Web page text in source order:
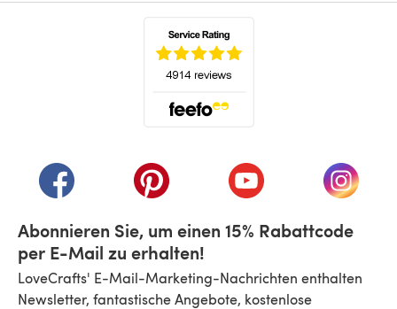
(öffnet sich in einem neuen Tab)
(öffnet sich in einem neuen Tab)
(öffnet sich in einem
(öffnet
Abonnieren Sie, um einen 15% Rabattcode
per E-Mail zu erhalten!
LoveCrafts' E-Mail-Marketing-Nachrichten enthalten
Newsletter, fantastische Angebote, kostenlose